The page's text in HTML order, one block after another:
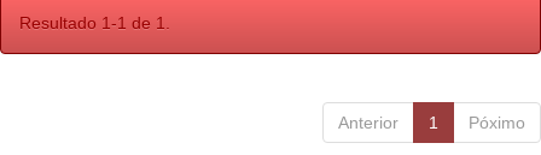
Resultado 1-1 de 1.
Anterior 1 Póximo